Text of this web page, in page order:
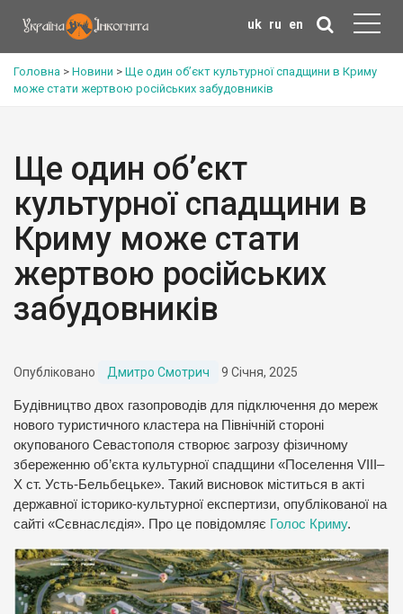
uk ru en
Головна > Новини > Ще один об’єкт культурної спадщини в Криму
може стати жертвою російських забудовників
Ще один об’єкт
культурної спадщини в
Криму може стати
жертвою російських
забудовників
Опубліковано Дмитро Смотрич 9 Січня, 2025
Будівництво двох газопроводів для підключення до мереж
нового туристичного кластера на Північній стороні
окупованого Севастополя створює загрозу фізичному
збереженню об’єкта культурної спадщини «Поселення VIII–
X ст. Усть-Бельбецьке». Такий висновок міститься в акті
державної історико-культурної експертизи, опублікованої на
сайті «Сєвнаслєдія». Про це повідомляє Голос Криму.